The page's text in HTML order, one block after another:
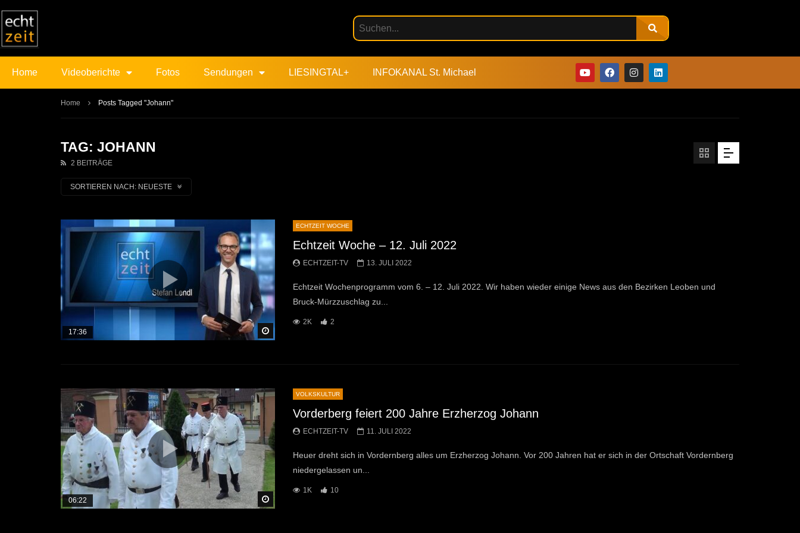
Home Videoberichte Fotos Sendungen LIESINGTAL+ INFOKANAL St. Michael
Home Posts Tagged "Johann"
TAG: JOHANN
2 BEITRÄGE
SORTIEREN NACH: NEUESTE
17:36
ECHTZEIT WOCHE
Echtzeit Woche – 12. Juli 2022
ECHTZEIT-TV 13. JULI 2022
Echtzeit Wochenprogramm vom 6. – 12. Juli 2022. Wir haben wieder einige News aus den Bezirken Leoben und
Bruck-Mürzzuschlag zu...
2K 2
06:22
VOLKSKULTUR
Vorderberg feiert 200 Jahre Erzherzog Johann
ECHTZEIT-TV 11. JULI 2022
Heuer dreht sich in Vordernberg alles um Erzherzog Johann. Vor 200 Jahren hat er sich in der Ortschaft Vordernberg
niedergelassen un...
1K 10